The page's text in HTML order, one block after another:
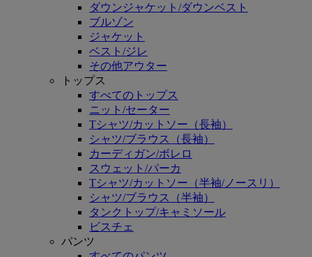
ダウンジャケット/ダウンベスト
ブルゾン
ジャケット
ベスト/ジレ
その他アウター
トップス
すべてのトップス
ニット/セーター
Tシャツ/カットソー（長袖）
シャツ/ブラウス（長袖）
カーディガン/ボレロ
スウェット/パーカ
Tシャツ/カットソー（半袖/ノースリ）
シャツ/ブラウス（半袖）
タンクトップ/キャミソール
ビスチェ
パンツ